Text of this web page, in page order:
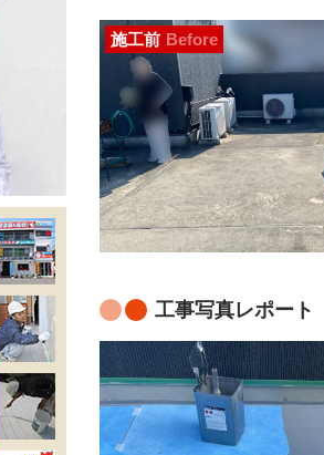
施工前 Before
工事写真レポート